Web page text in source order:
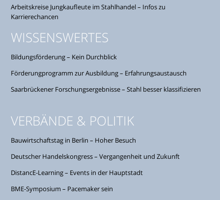
Arbeitskreise Jungkaufleute im Stahlhandel – Infos zu
Karrierechancen
WISSENSWERTES
Bildungsförderung – Kein Durchblick
Förderungprogramm zur Ausbildung – Erfahrungsaustausch
Saarbrückener Forschungsergebnisse – Stahl besser klassifizieren
VERBÄNDE & POLITIK
Bauwirtschaftstag in Berlin – Hoher Besuch
Deutscher Handelskongress – Vergangenheit und Zukunft
DistancE-Learning – Events in der Hauptstadt
BME-Symposium – Pacemaker sein